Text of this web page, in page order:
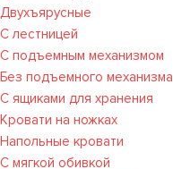
Двухъярусные
С лестницей
С подъемным механизмом
Без подъемного механизма
С ящиками для хранения
Кровати на ножках
Напольные кровати
С мягкой обивкой